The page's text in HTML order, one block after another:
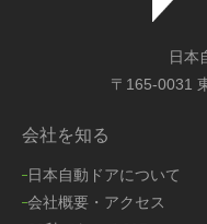
日本
〒165-0031
会社を知る
日本自動ドアについて
会社概要・アクセス